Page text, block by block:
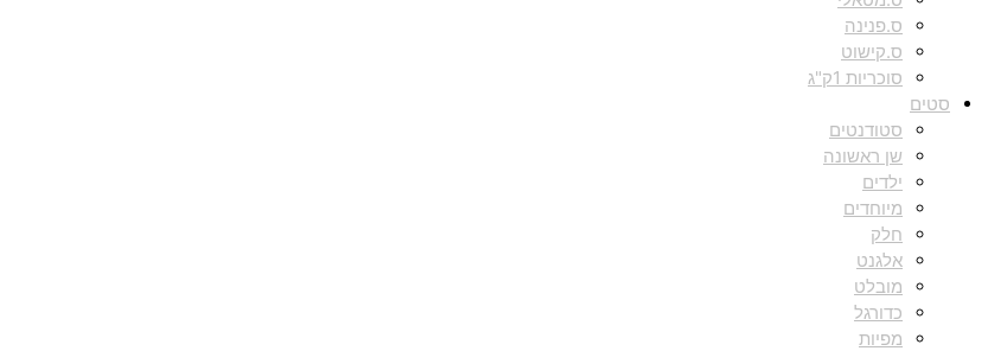
ס.פנינה
ס.קישוט
סוכריות 1ק"ג
סטים
סטודנטים
שן ראשונה
ילדים
מיוחדים
חלק
אלגנט
מובלט
כדורגל
מפיות